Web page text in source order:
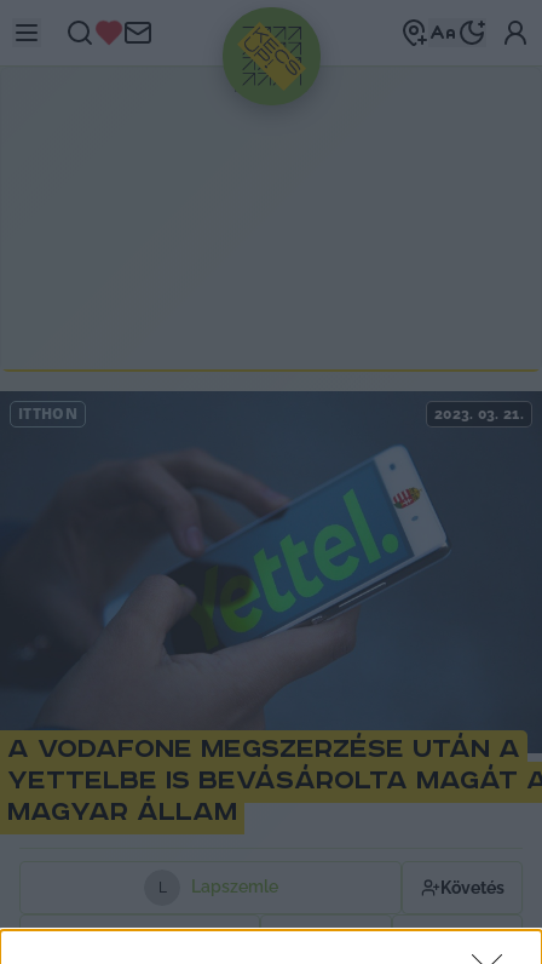
HIRDETÉS
ITTHON 2023. 03. 21.
A Vodafone megszerzése után a
Yettelbe is bevásárolta magát
magyar állam
L Lapszemle Követés